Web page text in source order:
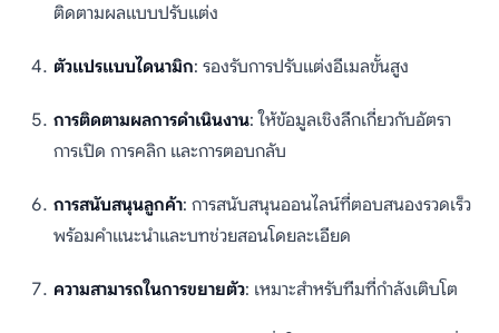
ติดตามผลแบบปรับแต่ง
ตัวแปรแบบไดนามิก: รองรับการปรับแต่งอีเมลขั้นสูง
การติดตามผลการดำเนินงาน: ให้ข้อมูลเชิงลึกเกี่ยวกับอัตรา
การเปิด การคลิก และการตอบกลับ
การสนับสนุนลูกค้า: การสนับสนุนออนไลน์ที่ตอบสนองรวดเร็ว
พร้อมคำแนะนำและบทช่วยสอนโดยละเอียด
ความสามารถในการขยายตัว: เหมาะสำหรับทีมที่กำลังเติบโต